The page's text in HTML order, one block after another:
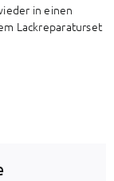
in einen
Lackreparaturset